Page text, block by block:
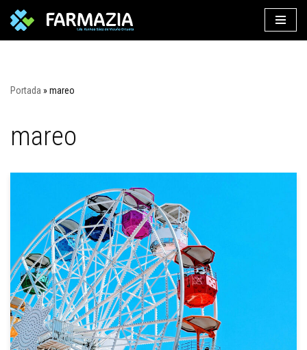
Saltar
Portada »mareo
mareo